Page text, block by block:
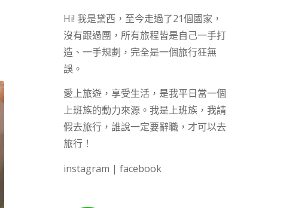
Hi! 我是黛西，至今走過了21個國家，
沒有跟過團，所有旅程皆是自己一手打
造、一手規劃，完全是一個旅行狂無
誤。
愛上旅遊，享受生活，是我平日當一個
上班族的動力來源。我是上班族，我請
假去旅行，誰說一定要辭職，才可以去
旅行！
instagram | facebook